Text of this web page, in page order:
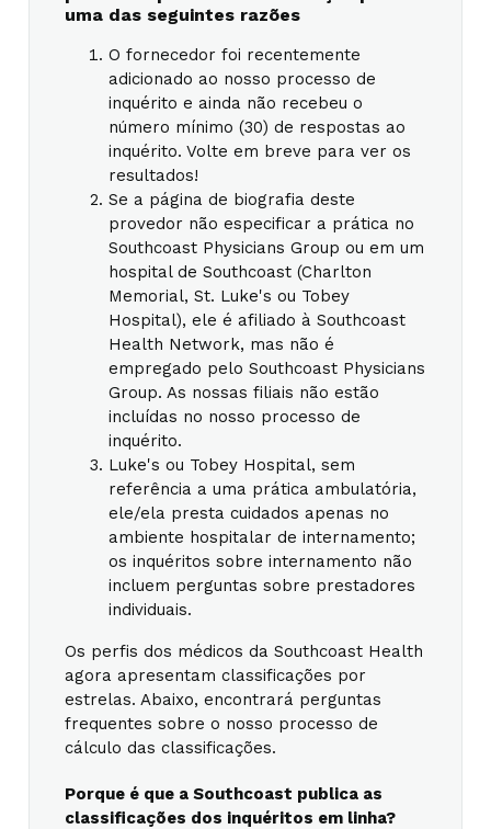
uma das seguintes razões
O fornecedor foi recentemente
adicionado ao nosso processo de
inquérito e ainda não recebeu o
número mínimo (30) de respostas ao
inquérito. Volte em breve para ver os
resultados!
Se a página de biografia deste
provedor não especificar a prática no
Southcoast Physicians Group ou em um
hospital de Southcoast (Charlton
Memorial, St. Luke's ou Tobey
Hospital), ele é afiliado à Southcoast
Health Network, mas não é
empregado pelo Southcoast Physicians
Group. As nossas filiais não estão
incluídas no nosso processo de
inquérito.
Luke's ou Tobey Hospital, sem
referência a uma prática ambulatória,
ele/ela presta cuidados apenas no
ambiente hospitalar de internamento;
os inquéritos sobre internamento não
incluem perguntas sobre prestadores
individuais.
Os perfis dos médicos da Southcoast Health
agora apresentam classificações por
estrelas. Abaixo, encontrará perguntas
frequentes sobre o nosso processo de
cálculo das classificações.
Porque é que a Southcoast publica as
classificações dos inquéritos em linha?